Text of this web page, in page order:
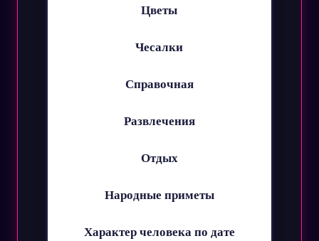
Цветы
Чесалки
Справочная
Развлечения
Отдых
Народные приметы
Характер человека по дате